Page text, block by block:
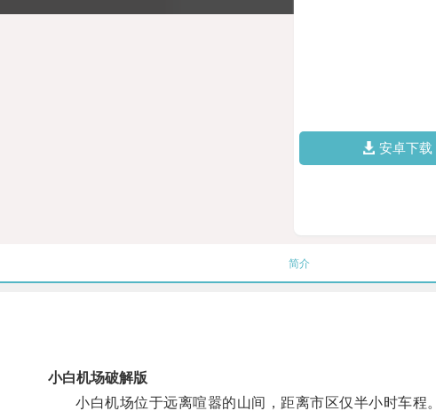
安卓下载
简介
小白机场破解版
小白机场位于远离喧嚣的山间，距离市区仅半小时车程。